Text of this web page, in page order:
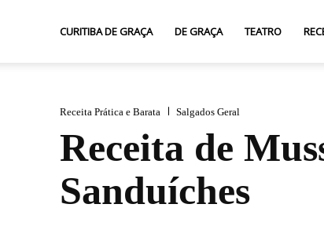
CURITIBA DE GRAÇA DE GRAÇA TEATRO
Receita Prática e Barata Salgados Geral
Receita de
Sanduíches